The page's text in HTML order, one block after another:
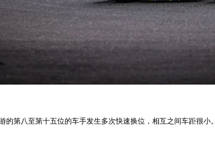
的第八至第十五位的车手发生多次快速换位，相互之间车距很小。